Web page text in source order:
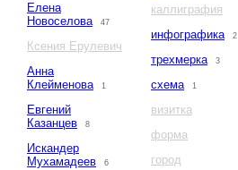
Елена
Новоселова
47
Ксения Ерулевич
Анна
Клейменова
1
Евгений
Казанцев
8
Искандер
Мухамадеев
6
каллиграфия
инфографика
2
трехмерка 3
схема 1
визитка
форма
город